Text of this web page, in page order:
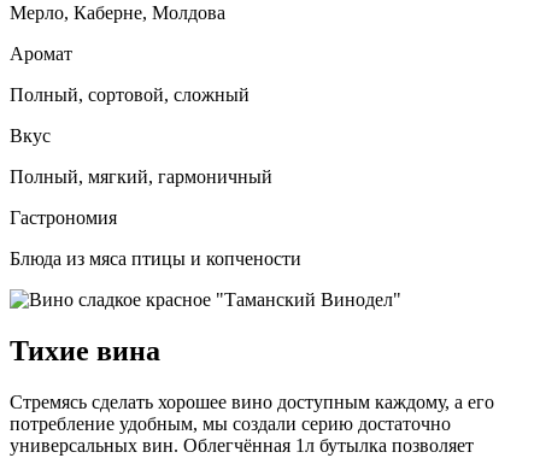
Мерло, Каберне, Молдова
Аромат
Полный, сортовой, сложный
Вкус
Полный, мягкий, гармоничный
Гастрономия
Блюда из мяса птицы и копчености
Тихие вина
Стремясь сделать хорошее вино доступным каждому, а его
потребление удобным, мы создали серию достаточно
универсальных вин. Облегчённая 1л бутылка позволяет